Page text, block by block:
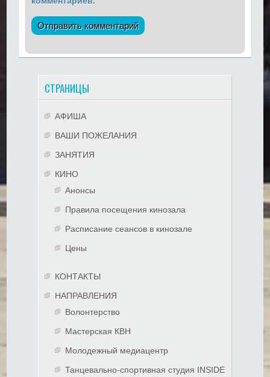
СТРАНИЦЫ
АФИША
ВАШИ ПОЖЕЛАНИЯ
ЗАНЯТИЯ
КИНО
Анонсы
Правила посещения кинозала
Расписание сеансов в кинозале
Цены
КОНТАКТЫ
НАПРАВЛЕНИЯ
Волонтерство
Мастерская КВН
Молодежный медиацентр
Танцевально-спортивная студия INSIDE